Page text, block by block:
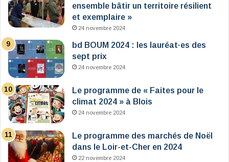
ensemble bâtir un territoire résilient
et exemplaire »
24 novembre 2024
bd BOUM 2024 : les lauréat·es des
sept prix
24 novembre 2024
Le programme de « Faites pour le
climat 2024 » à Blois
24 novembre 2024
Le programme des marchés de Noël
dans le Loir-et-Cher en 2024
22 novembre 2024